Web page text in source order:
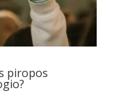
piropos